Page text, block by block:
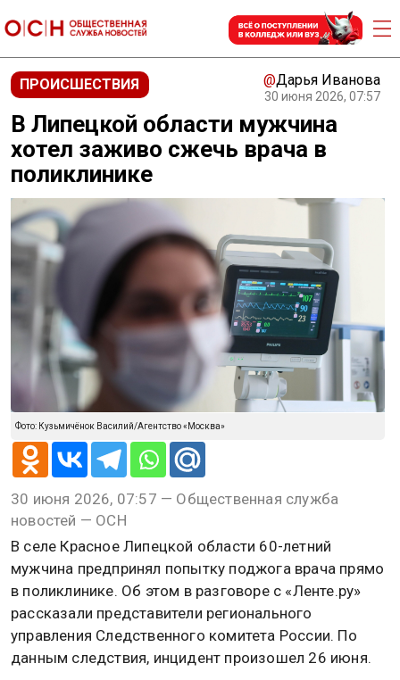
ПРОИСШЕСТВИЯ @Дарья Иванова
30 июня 2026, 07:57
В Липецкой области мужчина
хотел заживо сжечь врача в
поликлинике
Фото: Кузьмичёнок Василий/Агентство «Москва»
30 июня 2026, 07:57 — Общественная служба
новостей — ОСН
В селе Красное Липецкой области 60-летний
мужчина предпринял попытку поджога врача прямо
в поликлинике. Об этом в разговоре с «Ленте.ру»
рассказали представители регионального
управления Следственного комитета России. По
данным следствия, инцидент произошел 26 июня.